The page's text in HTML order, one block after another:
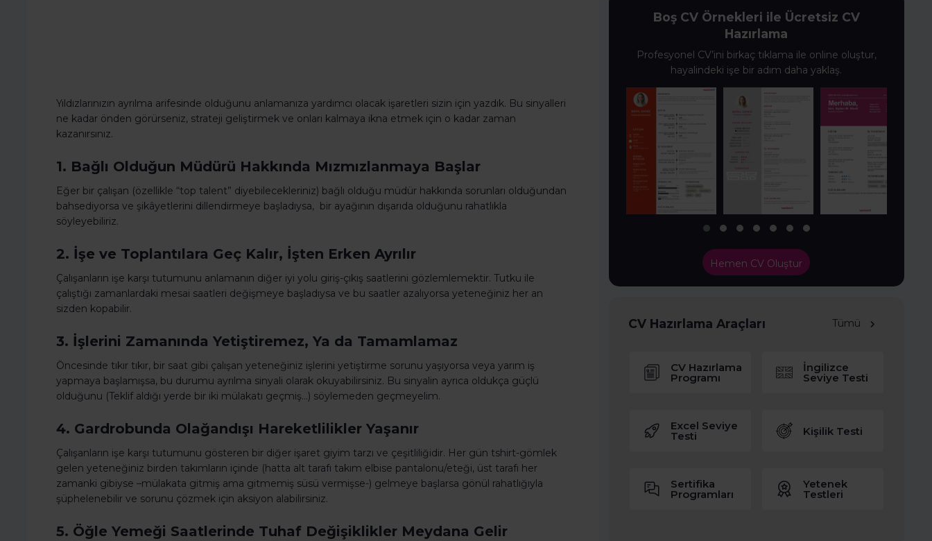
Yıldızlarınızın ayrılma arifesinde olduğunu anlamanıza yardımcı olacak işaretleri sizin için yazdık. Bu sinyalleri
ne kadar önden görürseniz, strateji geliştirmek ve onları kalmaya ikna etmek için o kadar zaman
kazanırsınız.
1. Bağlı Olduğun Müdürü Hakkında Mızmızlanmaya Başlar
Eğer bir çalışan (özellikle “top talent” diyebilecekleriniz) bağlı olduğu müdür hakkında sorunları olduğundan
bahsediyorsa ve şikâyetlerini dillendirmeye başladıysa, bir ayağının dışarıda olduğunu rahatlıkla
söyleyebiliriz.
2. İşe ve Toplantılara Geç Kalır, İşten Erken Ayrılır
Çalışanların işe karşı tutumunu anlamanın diğer iyi yolu giriş-çıkış saatlerini gözlemlemektir. Tutku ile
çalıştığı zamanlardaki mesai saatleri değişmeye başladıysa ve bu saatler azalıyorsa yeteneğiniz her an
sizden kopabilir.
3. İşlerini Zamanında Yetiştiremez, Ya da Tamamlamaz
Öncesinde tıkır tıkır, bir saat gibi çalışan yeteneğiniz işlerini yetiştirme sorunu yaşıyorsa veya yarım iş
yapmaya başlamışsa, bu durumu ayrılma sinyali olarak okuyabilirsiniz. Bu sinyalin ayrıca oldukça güçlü
olduğunu (Teklif aldığı yerde bir iki mülakatı geçmiş…) söylemeden geçmeyelim.
4. Gardrobunda Olağandışı Hareketlilikler Yaşanır
Çalışanların işe karşı tutumunu gösteren bir diğer işaret giyim tarzı ve çeşitliliğidir. Her gün tshirt-gömlek
gelen yeteneğiniz birden takımların içinde (hatta alt tarafı takım elbise pantalonu/eteği, üst tarafı her
zamanki gibiyse –mülakata gitmiş ama gitmemiş süsü vermişse-) gelmeye başlarsa gönül rahatlığıyla
şüphelenebilir ve sorunu çözmek için aksiyon alabilirsiniz.
5. Öğle Yemeği Saatlerinde Tuhaf Değişiklikler Meydana Gelir
Boş CV Örnekleri ile Ücretsiz CV
Hazırlama
Profesyonel CV’ini birkaç tıklama ile online oluştur,
hayalindeki işe bir adım daha yaklaş.
Hemen CV Oluştur
CV Hazırlama Araçları Tümü
CV Hazırlama
Programı
İngilizce
Seviye Testi
Excel Seviye
Testi Kişilik Testi
Sertifika
Programları
Yetenek
Testleri